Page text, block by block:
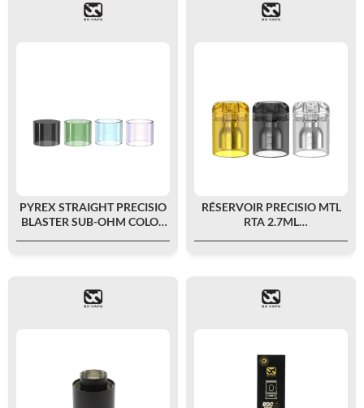
PYREX STRAIGHT PRECISIO
BLASTER SUB-OHM COLOR
RÉSERVOIR PRECISIO MTL
RTA 2.7ML